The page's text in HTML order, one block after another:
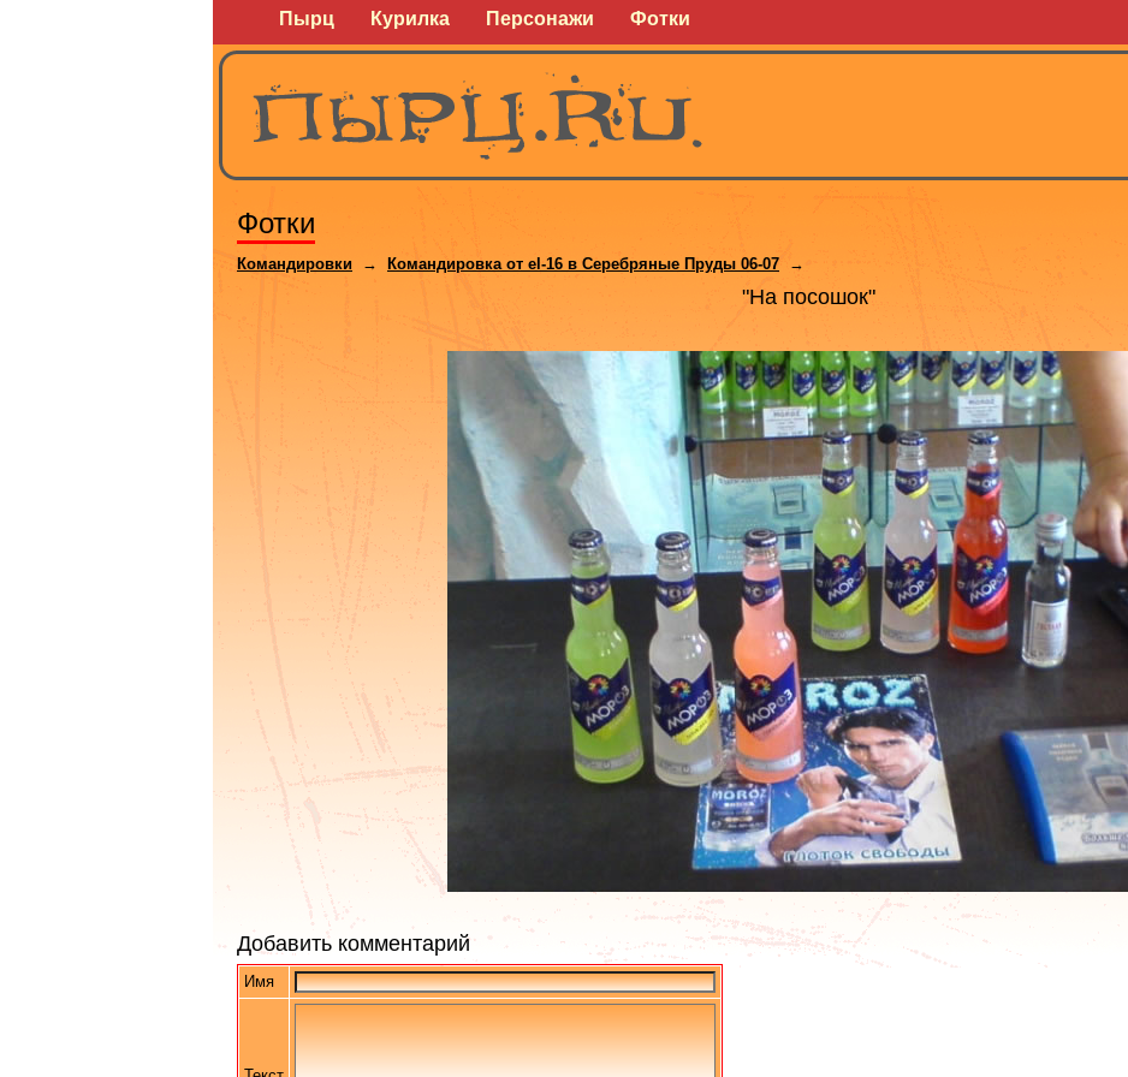
Пырц Курилка Персонажи Фотки
Фотки
Командировки → Командировка от el-16 в Серебряные Пруды 06-07 →
"На посошок"
Добавить комментарий
Имя